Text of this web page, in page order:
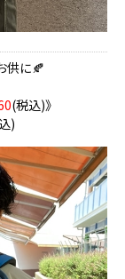
供に🍂
(税込)》
)